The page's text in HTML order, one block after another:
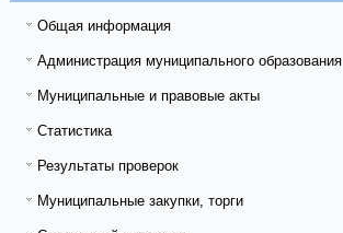
Общая информация
Администрация муниципального образования
Муниципальные и правовые акты
Статистика
Результаты проверок
Муниципальные закупки, торги